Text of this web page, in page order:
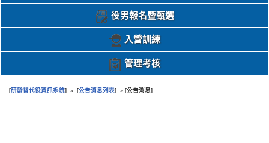
役男報名暨甄選
入營訓練
管理考核
[研發替代役資訊系統] » [公告消息列表] » [公告消息]